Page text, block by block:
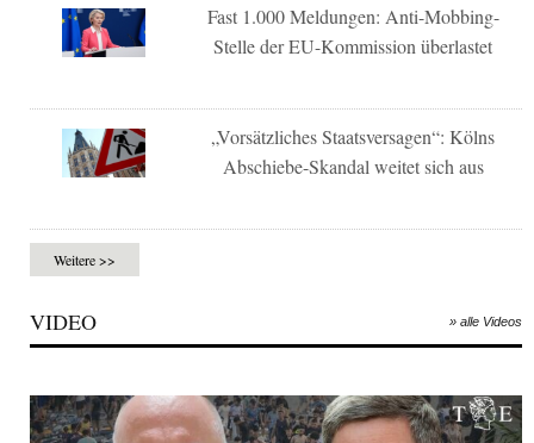
Fast 1.000 Meldungen: Anti-Mobbing-
Stelle der EU-Kommission überlastet
„Vorsätzliches Staatsversagen“: Kölns
Abschiebe-Skandal weitet sich aus
Weitere >>
VIDEO » alle Videos